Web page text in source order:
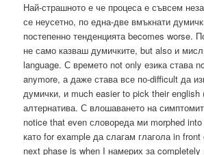
Най-страшното е че процеса е съвсем
се неусетно, по една-две вмъкнати
постепенно тенденцията becomes worse.
не само казваш думичките, but also и
language. С времето not only езика става
anymore, а даже става все по-difficult да
думички, и much easier to pick their english
алтернатива. С влошаването на
notice that even словореда ми morphed
като for example да слагам глагола in
next phase is when I намерих за